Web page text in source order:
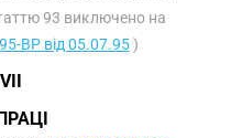
93 виключено на
ВР від 05.07.95)